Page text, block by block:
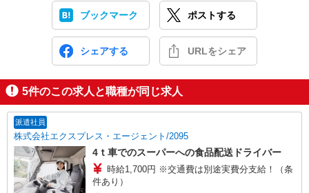
ブックマーク ポストする
シェアする URLをシェア
5件のこの求人と職種が同じ求人
派遣社員
株式会社エクスプレス・エージェント/2095
4ｔ車でのスーパーへの食品配送ドライバー
時給1,700円 ※交通費は別途実費分支給！（条
件あり）